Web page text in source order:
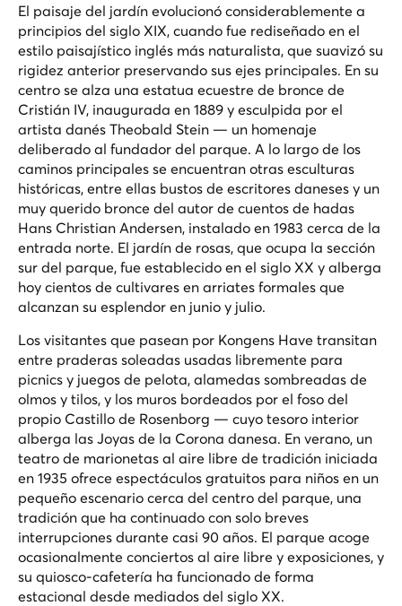
El paisaje del jardín evolucionó considerablemente a
principios del siglo XIX, cuando fue rediseñado en el
estilo paisajístico inglés más naturalista, que suavizó su
rigidez anterior preservando sus ejes principales. En su
centro se alza una estatua ecuestre de bronce de
Cristián IV, inaugurada en 1889 y esculpida por el
artista danés Theobald Stein — un homenaje
deliberado al fundador del parque. A lo largo de los
caminos principales se encuentran otras esculturas
históricas, entre ellas bustos de escritores daneses y un
muy querido bronce del autor de cuentos de hadas
Hans Christian Andersen, instalado en 1983 cerca de la
entrada norte. El jardín de rosas, que ocupa la sección
sur del parque, fue establecido en el siglo XX y alberga
hoy cientos de cultivares en arriates formales que
alcanzan su esplendor en junio y julio.
Los visitantes que pasean por Kongens Have transitan
entre praderas soleadas usadas libremente para
picnics y juegos de pelota, alamedas sombreadas de
olmos y tilos, y los muros bordeados por el foso del
propio Castillo de Rosenborg — cuyo tesoro interior
alberga las Joyas de la Corona danesa. En verano, un
teatro de marionetas al aire libre de tradición iniciada
en 1935 ofrece espectáculos gratuitos para niños en un
pequeño escenario cerca del centro del parque, una
tradición que ha continuado con solo breves
interrupciones durante casi 90 años. El parque acoge
ocasionalmente conciertos al aire libre y exposiciones, y
su quiosco-cafetería ha funcionado de forma
estacional desde mediados del siglo XX.